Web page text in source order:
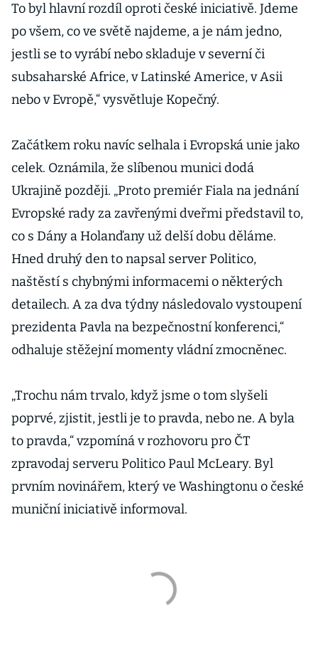
To byl hlavní rozdíl oproti české iniciativě. Jdeme
po všem, co ve světě najdeme, a je nám jedno,
jestli se to vyrábí nebo skladuje v severní či
subsaharské Africe, v Latinské Americe, v Asii
nebo v Evropě,“ vysvětluje Kopečný.
Začátkem roku navíc selhala i Evropská unie jako
celek. Oznámila, že slíbenou munici dodá
Ukrajině později. „Proto premiér Fiala na jednání
Evropské rady za zavřenými dveřmi představil to,
co s Dány a Holanďany už delší dobu děláme.
Hned druhý den to napsal server Politico,
naštěstí s chybnými informacemi o některých
detailech. A za dva týdny následovalo vystoupení
prezidenta Pavla na bezpečnostní konferenci,“
odhaluje stěžejní momenty vládní zmocněnec.
„Trochu nám trvalo, když jsme o tom slyšeli
poprvé, zjistit, jestli je to pravda, nebo ne. A byla
to pravda,“ vzpomíná v rozhovoru pro ČT
zpravodaj serveru Politico Paul McLeary. Byl
prvním novinářem, který ve Washingtonu o české
muniční iniciativě informoval.